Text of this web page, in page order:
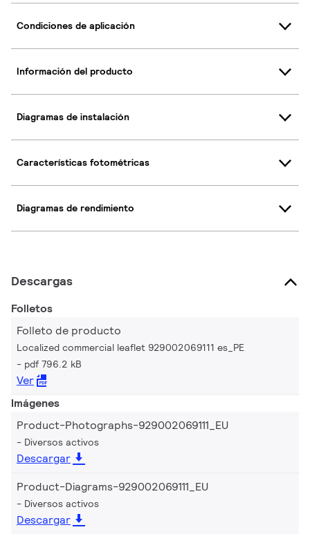
Condiciones de aplicación
Información del producto
Diagramas de instalación
Características fotométricas
Diagramas de rendimiento
Descargas
Folletos
Folleto de producto
Localized commercial leaflet 929002069111 es_PE
pdf 796.2 kB
Ver
Imágenes
Product-Photographs-929002069111_EU
Diversos activos
Descargar
Product-Diagrams-929002069111_EU
Diversos activos
Descargar